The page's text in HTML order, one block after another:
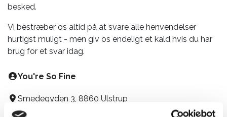
besked.
Vi bestræber os altid på at svare alle henvendelser
hurtigst muligt - men giv os endeligt et kald hvis du har
brug for et svar idag.
You're So Fine
Smedegyden 3, 8860 Ulstrup